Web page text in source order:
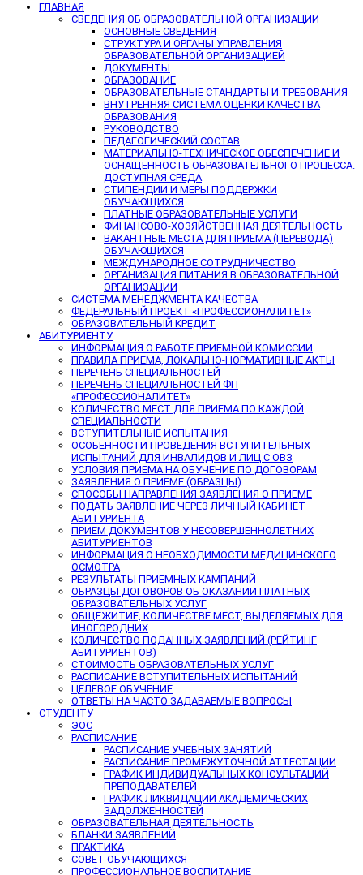
ГЛАВНАЯ
СВЕДЕНИЯ ОБ ОБРАЗОВАТЕЛЬНОЙ ОРГАНИЗАЦИИ
ОСНОВНЫЕ СВЕДЕНИЯ
СТРУКТУРА И ОРГАНЫ УПРАВЛЕНИЯ
ОБРАЗОВАТЕЛЬНОЙ ОРГАНИЗАЦИЕЙ
ДОКУМЕНТЫ
ОБРАЗОВАНИЕ
ОБРАЗОВАТЕЛЬНЫЕ СТАНДАРТЫ И ТРЕБОВАНИЯ
ВНУТРЕННЯЯ СИСТЕМА ОЦЕНКИ КАЧЕСТВА
ОБРАЗОВАНИЯ
РУКОВОДСТВО
ПЕДАГОГИЧЕСКИЙ СОСТАВ
МАТЕРИАЛЬНО-ТЕХНИЧЕСКОЕ ОБЕСПЕЧЕНИЕ И
ОСНАЩЕННОСТЬ ОБРАЗОВАТЕЛЬНОГО ПРОЦЕССА.
ДОСТУПНАЯ СРЕДА
СТИПЕНДИИ И МЕРЫ ПОДДЕРЖКИ
ОБУЧАЮЩИХСЯ
ПЛАТНЫЕ ОБРАЗОВАТЕЛЬНЫЕ УСЛУГИ
ФИНАНСОВО-ХОЗЯЙСТВЕННАЯ ДЕЯТЕЛЬНОСТЬ
ВАКАНТНЫЕ МЕСТА ДЛЯ ПРИЕМА (ПЕРЕВОДА)
ОБУЧАЮЩИХСЯ
МЕЖДУНАРОДНОЕ СОТРУДНИЧЕСТВО
ОРГАНИЗАЦИЯ ПИТАНИЯ В ОБРАЗОВАТЕЛЬНОЙ
ОРГАНИЗАЦИИ
СИСТЕМА МЕНЕДЖМЕНТА КАЧЕСТВА
ФЕДЕРАЛЬНЫЙ ПРОЕКТ «ПРОФЕССИОНАЛИТЕТ»
ОБРАЗОВАТЕЛЬНЫЙ КРЕДИТ
АБИТУРИЕНТУ
ИНФОРМАЦИЯ О РАБОТЕ ПРИЕМНОЙ КОМИССИИ
ПРАВИЛА ПРИЕМА, ЛОКАЛЬНО-НОРМАТИВНЫЕ АКТЫ
ПЕРЕЧЕНЬ СПЕЦИАЛЬНОСТЕЙ
ПЕРЕЧЕНЬ СПЕЦИАЛЬНОСТЕЙ ФП
«ПРОФЕССИОНАЛИТЕТ»
КОЛИЧЕСТВО МЕСТ ДЛЯ ПРИЕМА ПО КАЖДОЙ
СПЕЦИАЛЬНОСТИ
ВСТУПИТЕЛЬНЫЕ ИСПЫТАНИЯ
ОСОБЕННОСТИ ПРОВЕДЕНИЯ ВСТУПИТЕЛЬНЫХ
ИСПЫТАНИЙ ДЛЯ ИНВАЛИДОВ И ЛИЦ С ОВЗ
УСЛОВИЯ ПРИЕМА НА ОБУЧЕНИЕ ПО ДОГОВОРАМ
ЗАЯВЛЕНИЯ О ПРИЕМЕ (ОБРАЗЦЫ)
СПОСОБЫ НАПРАВЛЕНИЯ ЗАЯВЛЕНИЯ О ПРИЕМЕ
ПОДАТЬ ЗАЯВЛЕНИЕ ЧЕРЕЗ ЛИЧНЫЙ КАБИНЕТ
АБИТУРИЕНТА
ПРИЕМ ДОКУМЕНТОВ У НЕСОВЕРШЕННОЛЕТНИХ
АБИТУРИЕНТОВ
ИНФОРМАЦИЯ О НЕОБХОДИМОСТИ МЕДИЦИНСКОГО
ОСМОТРА
РЕЗУЛЬТАТЫ ПРИЕМНЫХ КАМПАНИЙ
ОБРАЗЦЫ ДОГОВОРОВ ОБ ОКАЗАНИИ ПЛАТНЫХ
ОБРАЗОВАТЕЛЬНЫХ УСЛУГ
ОБЩЕЖИТИЕ, КОЛИЧЕСТВЕ МЕСТ, ВЫДЕЛЯЕМЫХ ДЛЯ
ИНОГОРОДНИХ
КОЛИЧЕСТВО ПОДАННЫХ ЗАЯВЛЕНИЙ (РЕЙТИНГ
АБИТУРИЕНТОВ)
СТОИМОСТЬ ОБРАЗОВАТЕЛЬНЫХ УСЛУГ
РАСПИСАНИЕ ВСТУПИТЕЛЬНЫХ ИСПЫТАНИЙ
ЦЕЛЕВОЕ ОБУЧЕНИЕ
ОТВЕТЫ НА ЧАСТО ЗАДАВАЕМЫЕ ВОПРОСЫ
СТУДЕНТУ
ЭОС
РАСПИСАНИЕ
РАСПИСАНИЕ УЧЕБНЫХ ЗАНЯТИЙ
РАСПИСАНИЕ ПРОМЕЖУТОЧНОЙ АТТЕСТАЦИИ
ГРАФИК ИНДИВИДУАЛЬНЫХ КОНСУЛЬТАЦИЙ
ПРЕПОДАВАТЕЛЕЙ
ГРАФИК ЛИКВИДАЦИИ АКАДЕМИЧЕСКИХ
ЗАДОЛЖЕННОСТЕЙ
ОБРАЗОВАТЕЛЬНАЯ ДЕЯТЕЛЬНОСТЬ
БЛАНКИ ЗАЯВЛЕНИЙ
ПРАКТИКА
СОВЕТ ОБУЧАЮЩИХСЯ
ПРОФЕССИОНАЛЬНОЕ ВОСПИТАНИЕ